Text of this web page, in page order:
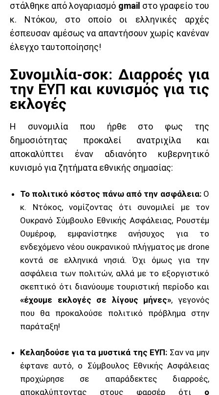
στάλθηκε από λογαριασμό gmail στο γραφείο του
κ. Ντόκου, στο οποίο οι ελληνικές αρχές
έσπευσαν αμέσως να απαντήσουν χωρίς κανέναν
έλεγχο ταυτοποίησης!
Συνομιλία-σοκ: Διαρροές για
την ΕΥΠ και κυνισμός για τις
εκλογές
Η συνομιλία που ήρθε στο φως της
δημοσιότητας προκαλεί ανατριχίλα και
αποκαλύπτει έναν αδιανόητο κυβερνητικό
κυνισμό για ζητήματα εθνικής σημασίας:
Το πολιτικό κόστος πάνω από την ασφάλεια:Ο
κ. Ντόκος, νομίζοντας ότι συνομιλεί με τον
Ουκρανό Σύμβουλο Εθνικής Ασφάλειας, Ρουστέμ
Ουμέροφ, εμφανίστηκε ανήσυχος για το
ενδεχόμενο νέου ουκρανικού πλήγματος με drone
κοντά σε ελληνικά νησιά. Όχι όμως για την
ασφάλεια των πολιτών, αλλά με το εξοργιστικό
σκεπτικό ότι διανύουμε τουριστική περίοδο και
«έχουμε εκλογές σε λίγους μήνες», γεγονός
που θα προκαλούσε πολιτικό πρόβλημα στην
παράταξη!
Κελαηδούσε για τα μυστικά της ΕΥΠ: Σαν να μην
έφτανε αυτό, ο Σύμβουλος Εθνικής Ασφάλειας
προχώρησε σε απαράδεκτες διαρροές,
αποκαλύπτοντας στους φαρσέρ ότι ο